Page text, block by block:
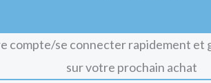
compte/se connecter rapidement et
sur votre prochain achat